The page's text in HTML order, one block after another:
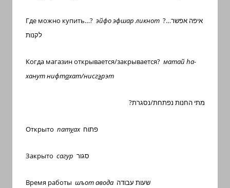
Где можно купить…? эйфо эфшар ликнот?…איפה אפשר
לקנות
Когда магазин открывается/закрывается? матай hа-
ханут нифтахат/нисгэрэт
?מתי החנות נפתחת/נסגרת
Открыто патуах פתוח
Закрыто сагур סגור
Время работы шъот авода שעות עבודה